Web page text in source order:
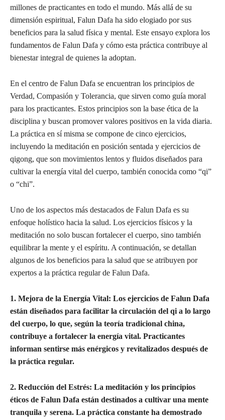
millones de practicantes en todo el mundo. Más allá de su
dimensión espiritual, Falun Dafa ha sido elogiado por sus
beneficios para la salud física y mental. Este ensayo explora los
fundamentos de Falun Dafa y cómo esta práctica contribuye al
bienestar integral de quienes la adoptan.
En el centro de Falun Dafa se encuentran los principios de
Verdad, Compasión y Tolerancia, que sirven como guía moral
para los practicantes. Estos principios son la base ética de la
disciplina y buscan promover valores positivos en la vida diaria.
La práctica en sí misma se compone de cinco ejercicios,
incluyendo la meditación en posición sentada y ejercicios de
qigong, que son movimientos lentos y fluidos diseñados para
cultivar la energía vital del cuerpo, también conocida como “qi”
o “chi”.
Uno de los aspectos más destacados de Falun Dafa es su
enfoque holístico hacia la salud. Los ejercicios físicos y la
meditación no solo buscan fortalecer el cuerpo, sino también
equilibrar la mente y el espíritu. A continuación, se detallan
algunos de los beneficios para la salud que se atribuyen por
expertos a la práctica regular de Falun Dafa.
1. Mejora de la Energía Vital: Los ejercicios de Falun Dafa
están diseñados para facilitar la circulación del qi a lo largo
del cuerpo, lo que, según la teoría tradicional china,
contribuye a fortalecer la energía vital. Practicantes
informan sentirse más enérgicos y revitalizados después de
la práctica regular.
2. Reducción del Estrés: La meditación y los principios
éticos de Falun Dafa están destinados a cultivar una mente
tranquila y serena. La práctica constante ha demostrado